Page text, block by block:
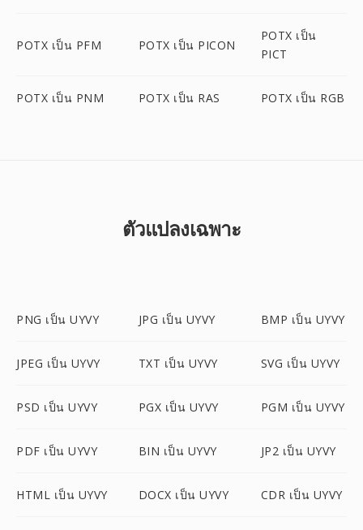
POTX เป็น PFM POTX เป็น PICON
POTX เป็น
PICT
POTX เป็น PNM POTX เป็น RAS POTX เป็น RGB
ตัวแปลงเฉพาะ
PNG เป็น UYVY JPG เป็น UYVY BMP เป็น UYVY
JPEG เป็น UYVY TXT เป็น UYVY SVG เป็น UYVY
PSD เป็น UYVY PGX เป็น UYVY PGM เป็น UYVY
PDF เป็น UYVY BIN เป็น UYVY JP2 เป็น UYVY
HTML เป็น UYVY DOCX เป็น UYVY CDR เป็น UYVY